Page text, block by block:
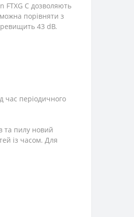
FTXG C дозволяють
порівняти з
43 dB.
час періодичного
та пилу новий
із часом. Для